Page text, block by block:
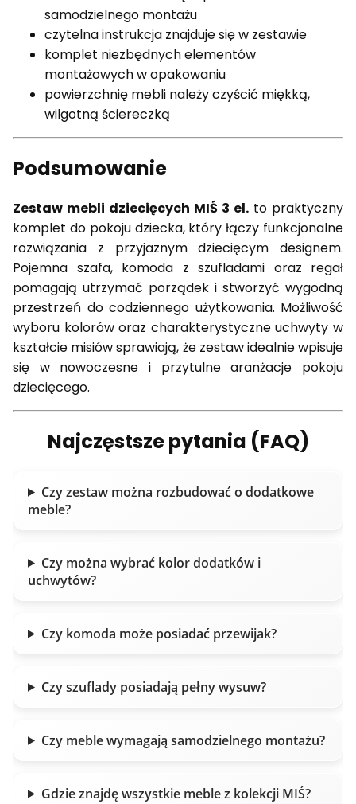
samodzielnego montażu
czytelna instrukcja znajduje się w zestawie
komplet niezbędnych elementów
montażowych w opakowaniu
powierzchnię mebli należy czyścić miękką,
wilgotną ściereczką
Podsumowanie
Zestaw mebli dziecięcych MIŚ 3 el. to praktyczny
komplet do pokoju dziecka, który łączy funkcjonalne
rozwiązania z przyjaznym dziecięcym designem.
Pojemna szafa, komoda z szufladami oraz regał
pomagają utrzymać porządek i stworzyć wygodną
przestrzeń do codziennego użytkowania. Możliwość
wyboru kolorów oraz charakterystyczne uchwyty w
kształcie misiów sprawiają, że zestaw idealnie wpisuje
się w nowoczesne i przytulne aranżacje pokoju
dziecięcego.
Najczęstsze pytania (FAQ)
Czy zestaw można rozbudować o dodatkowe
meble?
Czy można wybrać kolor dodatków i
uchwytów?
Czy komoda może posiadać przewijak?
Czy szuflady posiadają pełny wysuw?
Czy meble wymagają samodzielnego montażu?
Gdzie znajdę wszystkie meble z kolekcji MIŚ?